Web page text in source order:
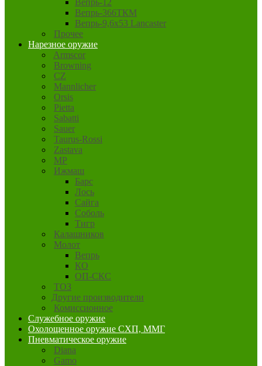
Вепрь-12
Вепрь-366ТКМ
Вепрь-9,6х53 Lancaster
Прочее
Нарезное оружие
Armscor
Browning
CZ
Mannlicher
Orsis
Pietta
Sabatti
Sauer
Taurus-Rossi
Zastava
MP
Ижмаш
Барс
Лось
Сайга
Соболь
Тигр
Калашников
Молот
Вепрь
КО
ОП-СКС
ТОЗ
Другие производители
Комиссионное
Служебное оружие
Охолощенное оружие СХП, ММГ
Пневматическое оружие
Diana
Gamo